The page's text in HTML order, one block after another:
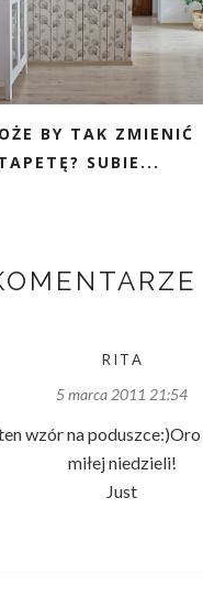
BY TAK ZMIENIĆ
SUBIE...
RITA
5 marca 2011 21:54
wzór na
miłej niedzieli!
Just